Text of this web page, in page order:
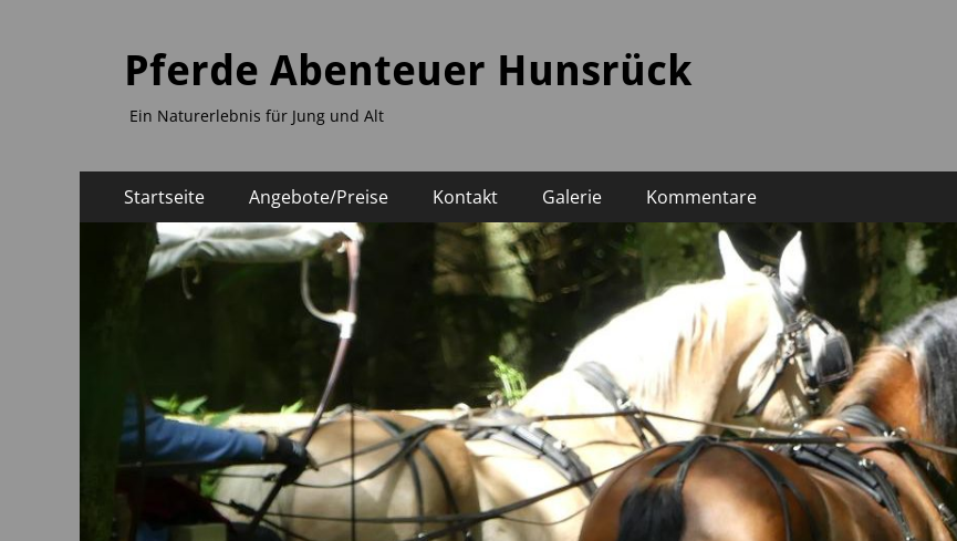
Pferde Abenteuer Hunsrück
Ein Naturerlebnis für Jung und Alt
Primäres
Menü
Inhalt
springen
Startseite Angebote/Preise Kontakt Galerie Kommentare